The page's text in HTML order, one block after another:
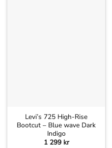
Levi’s 725 High-Rise
Bootcut – Blue wave Dark
Indigo
1 299 kr